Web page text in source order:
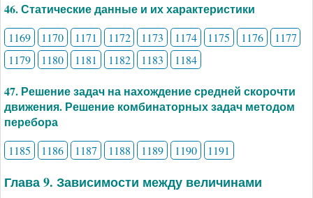
46. Статические данные и их характеристики
1169 1170 1171 1172 1173 1174 1175 1176
1177
1179
1180 1181 1182 1183 1184
47. Решение задач на нахождение средней скорочти
движения. Решение комбинаторных задач методом
перебора
1185 1186 1187 1188 1189 1190 1191
Глава 9. Зависимости между величинами